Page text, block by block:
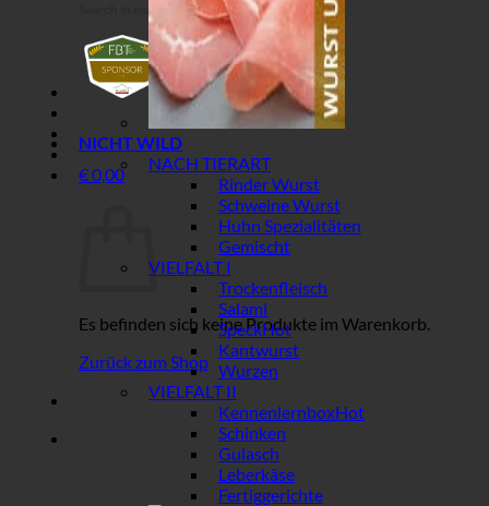
Search in excerpt
€0,00
Es befinden sich keine Produkte im Warenkorb.
Zurück zum Shop
NICHT WILD
NACH TIERART
Rinder Wurst
Schweine Wurst
Huhn Spezialitäten
Gemischt
VIELFALT I
Trockenfleisch
Salami
Speck
Kantwurst
Wurzen
VIELFALT II
Kennenlernbox
Schinken
Gulasch
Leberkäse
Fertiggerichte